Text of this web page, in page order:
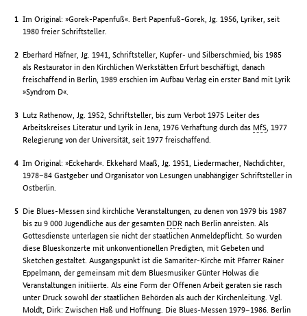
Im Original: »Gorek-Papenfuß«. Bert Papenfuß-Gorek, Jg. 1956, Lyriker, seit
1980 freier Schriftsteller.
Eberhard Häfner, Jg. 1941, Schriftsteller, Kupfer- und Silberschmied, bis 1985
als Restaurator in den Kirchlichen Werkstätten Erfurt beschäftigt, danach
freischaffend in Berlin, 1989 erschien im Aufbau Verlag ein erster Band mit Lyrik
»Syndrom D«.
Lutz Rathenow, Jg. 1952, Schriftsteller, bis zum Verbot 1975 Leiter des
Arbeitskreises Literatur und Lyrik in Jena, 1976 Verhaftung durch das MfS, 1977
Relegierung von der Universität, seit 1977 freischaffend.
Im Original: »Eckehard«. Ekkehard Maaß, Jg. 1951, Liedermacher, Nachdichter,
1978–84 Gastgeber und Organisator von Lesungen unabhängiger Schriftsteller in
Ostberlin.
Die Blues-Messen sind kirchliche Veranstaltungen, zu denen von 1979 bis 1987
bis zu 9 000 Jugendliche aus der gesamten DDR nach Berlin anreisten. Als
Gottesdienste unterlagen sie nicht der staatlichen Anmeldepflicht. So wurden
diese Blueskonzerte mit unkonventionellen Predigten, mit Gebeten und
Sketchen gestaltet. Ausgangspunkt ist die Samariter-Kirche mit Pfarrer Rainer
Eppelmann, der gemeinsam mit dem Bluesmusiker Günter Holwas die
Veranstaltungen initiierte. Als eine Form der Offenen Arbeit geraten sie rasch
unter Druck sowohl der staatlichen Behörden als auch der Kirchenleitung. Vgl.
Moldt, Dirk: Zwischen Haß und Hoffnung. Die Blues-Messen 1979–1986. Berlin